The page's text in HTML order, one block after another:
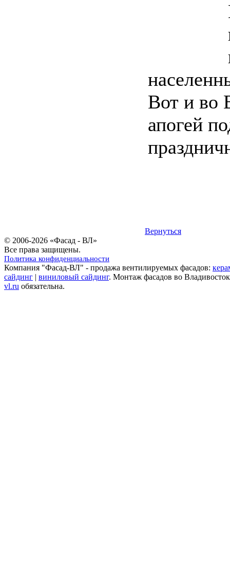
Вот и во
апогей
Вернуться
© 2006-2026 «Фасад - ВЛ»
Все права защищены.
Политика конфиденциальности
Компания "Фасад-ВЛ" - продажа вентилируемых фасадов:
сайдинг | виниловый сайдинг. Монтаж фасадов во
vl.ru обязательна.